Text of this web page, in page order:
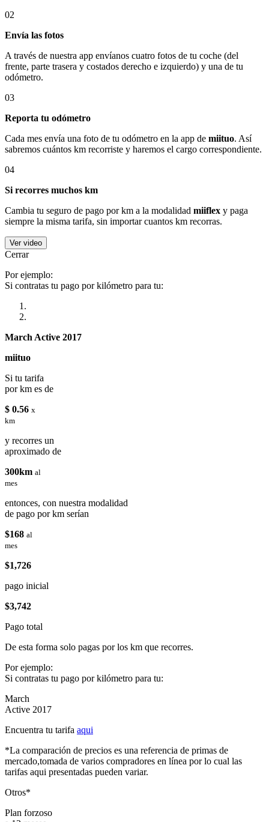
02
Envía las fotos
A través de nuestra app envíanos cuatro fotos de tu coche (del
frente, parte trasera y costados derecho e izquierdo) y una de tu
odómetro.
03
Reporta tu odómetro
Cada mes envía una foto de tu odómetro en la app de miituo. Así
sabremos cuántos km recorriste y haremos el cargo correspondiente.
04
Si recorres muchos km
Cambia tu seguro de pago por km a la modalidad miiflex y paga
siempre la misma tarifa, sin importar cuantos km recorras.
Ver video
Cerrar
Por ejemplo:
Si contratas tu pago por kilómetro para tu:
March Active 2017
miituo
Si tu tarifa
por km es de
$ 0.56 x
km
y recorres un
aproximado de
300km al
mes
entonces, con nuestra modalidad
de pago por km serían
$168 al
mes
$1,726
pago inicial
$3,742
Pago total
De esta forma solo pagas por los km que recorres.
Por ejemplo:
Si contratas tu pago por kilómetro para tu:
March
Active 2017
Encuentra tu tarifa aqui
*La comparación de precios es una referencia de primas de
mercado,tomada de varios compradores en línea por lo cual las
tarifas aqui presentadas pueden variar.
Otros*
Plan forzoso